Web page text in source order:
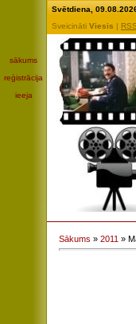
sākums
reģistrācija
ieeja
Svētdiena,
Sveicināti Viesis | RSS
Sākums » 2011 »